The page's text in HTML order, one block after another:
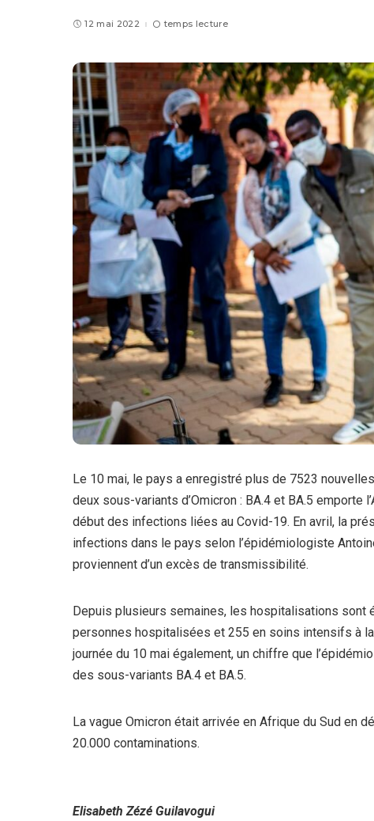
12 mai 2022 temps lecture
Le 10 mai, le pays a enregistré plus de 7523
deux sous-variants d’Omicron : BA.4 et BA.5 emporte
début des infections liées au Covid-19. En avril, la
infections dans le pays selon l’épidémiologiste
proviennent d’un excès de transmissibilité.
Depuis plusieurs semaines, les hospitalisations sont
personnes hospitalisées et 255 en soins intensifs à
journée du 10 mai également, un chiffre que
des sous-variants BA.4 et BA.5.
La vague Omicron était arrivée en Afrique du Sud en
20.000 contaminations.
Elisabeth Zézé Guilavogui